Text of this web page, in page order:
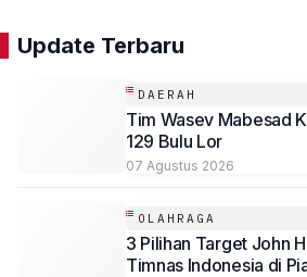
Update Terbaru
DAERAH
Tim Wasev Mabesad
129 Bulu Lor
07 Agustus 2026
OLAHRAGA
3 Pilihan Target John
Timnas Indonesia di